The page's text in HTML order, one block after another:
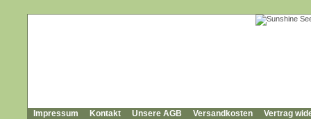
Impressum Kontakt Unsere AGB Versandkosten Vertrag